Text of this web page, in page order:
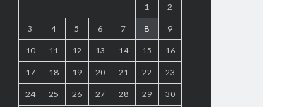
1 2
3 4 5 6 7 8 9
10 11 12 13 14 15 16
17 18 19 20 21 22 23
24 25 26 27 28 29 30